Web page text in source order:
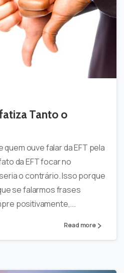
Tanto o
quem ouve falar da EFT pela
da EFT focar no
o contrário. Isso porque
se falarmos frases
positivamente,...
Read more